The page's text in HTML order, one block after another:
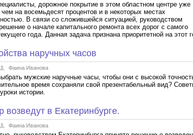
дорожное покрытие в этом областном центре уже
на восемьдесят процентов и в некоторых местах
В связи со сложившейся ситуацией, руководством
о начале капитального ремонта всех дорог с самого
года. Данная задача признана приоритетной на этот
наручных часов
Фаина Иванова
мужские наручные часы, чтобы они с высокой
время сохраняли свой презентабельный вид?
истории.
возведут в Екатеринбурге.
Фаина Иванова